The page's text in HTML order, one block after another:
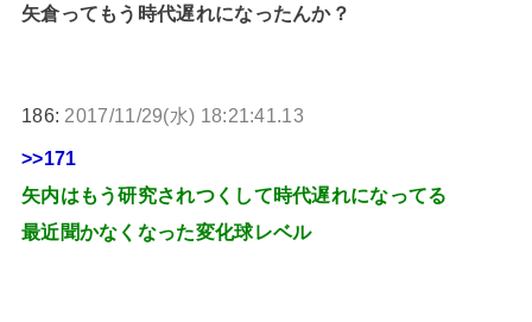
矢倉ってもう時代遅れになったんか？
186: 2017/11/29(水) 18:21:41.13
>>171
矢内はもう研究されつくして時代遅れになってる
最近聞かなくなった変化球レベル